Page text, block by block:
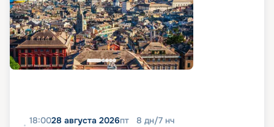
18:0028 августа 2026пт 8 дн/7 нч